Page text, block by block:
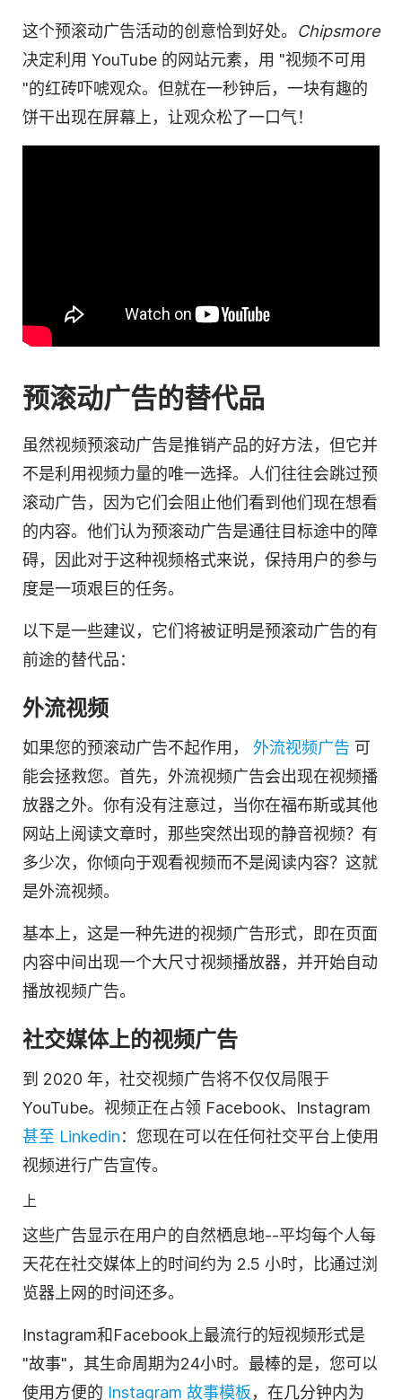
这个预滚动广告活动的创意恰到好处。 Chipsmore
决定利用 YouTube 的网站元素，用 "视频不可用
"的红砖吓唬观众。但就在一秒钟后，一块有趣的
饼干出现在屏幕上，让观众松了一口气！
预滚动广告的替代品
虽然视频预滚动广告是推销产品的好方法，但它并
不是利用视频力量的唯一选择。人们往往会跳过预
滚动广告，因为它们会阻止他们看到他们现在想看
的内容。他们认为预滚动广告是通往目标途中的障
碍，因此对于这种视频格式来说，保持用户的参与
度是一项艰巨的任务。
以下是一些建议，它们将被证明是预滚动广告的有
前途的替代品：
外流视频
如果您的预滚动广告不起作用， 外流视频广告 可
能会拯救您。首先，外流视频广告会出现在视频播
放器之外。你有没有注意过，当你在福布斯或其他
网站上阅读文章时，那些突然出现的静音视频？有
多少次，你倾向于观看视频而不是阅读内容？这就
是外流视频。
基本上，这是一种先进的视频广告形式，即在页面
内容中间出现一个大尺寸视频播放器，并开始自动
播放视频广告。
社交媒体上的视频广告
到 2020 年，社交视频广告将不仅仅局限于
YouTube。视频正在占领 Facebook、Instagram
甚至 Linkedin：您现在可以在任何社交平台上使用
视频进行广告宣传。
上
这些广告显示在用户的自然栖息地--平均每个人每
天花在社交媒体上的时间约为 2.5 小时，比通过浏
览器上网的时间还多。
Instagram和Facebook上最流行的短视频形式是
"故事"，其生命周期为24小时。最棒的是，您可以
使用方便的 Instagram 故事模板，在几分钟内为